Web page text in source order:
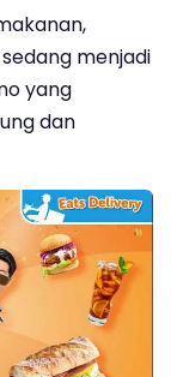
menjadi
yang
dan